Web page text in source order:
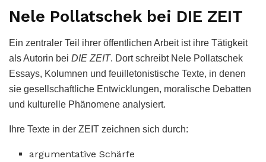
Nele Pollatschek bei DIE ZEIT
Ein zentraler Teil ihrer öffentlichen Arbeit ist ihre Tätigkeit
als Autorin bei DIE ZEIT. Dort schreibt Nele Pollatschek
Essays, Kolumnen und feuilletonistische Texte, in denen
sie gesellschaftliche Entwicklungen, moralische Debatten
und kulturelle Phänomene analysiert.
Ihre Texte in der ZEIT zeichnen sich durch:
argumentative Schärfe